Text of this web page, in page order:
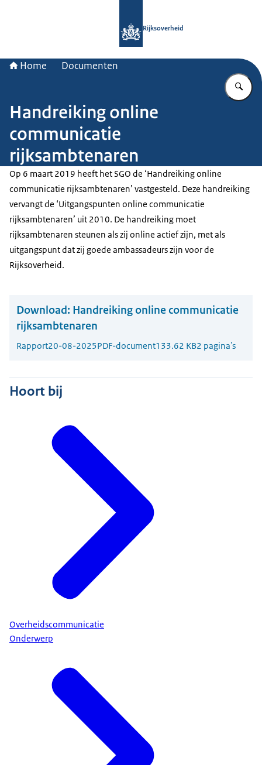
Rijksoverheid
Home Documenten
Handreiking online
communicatie
rijksambtenaren
Op 6 maart 2019 heeft het SGO de ‘Handreiking online
communicatie rijksambtenaren’ vastgesteld. Deze handreiking
vervangt de ‘Uitgangspunten online communicatie
rijksambtenaren’ uit 2010. De handreiking moet
rijksambtenaren steunen als zij online actief zijn, met als
uitgangspunt dat zij goede ambassadeurs zijn voor de
Rijksoverheid.
Download: Handreiking online communicatie
rijksambtenaren
Rapport20-08-2025PDF-document133.62 KB2 pagina's
Hoort bij
Overheidscommunicatie
Onderwerp